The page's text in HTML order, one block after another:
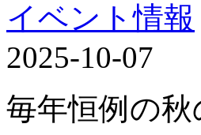
イベント情報
2025-10-07
毎年恒例の秋